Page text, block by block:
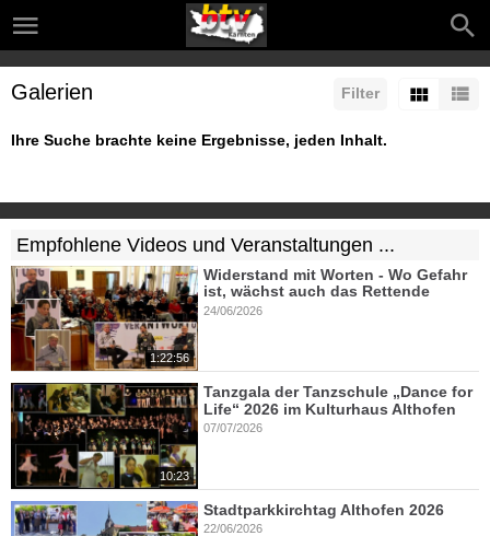
Filter
Galerien
Ihre Suche brachte keine Ergebnisse, jeden Inhalt.
Empfohlene Videos und Veranstaltungen ...
1:22:56
Widerstand mit Worten - Wo Gefahr
ist, wächst auch das Rettende
24/06/2026
10:23
Tanzgala der Tanzschule „Dance for
Life“ 2026 im Kulturhaus Althofen
07/07/2026
Stadtparkkirchtag Althofen 2026
22/06/2026